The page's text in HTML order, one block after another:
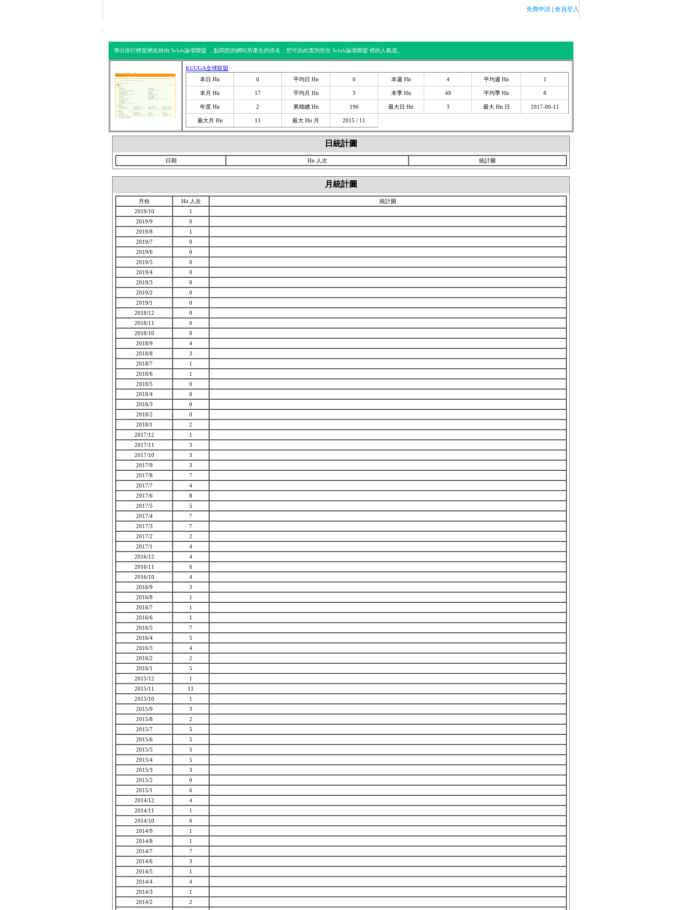
免費申請 會員登入
導出排行榜是網友經由 Sclub論壇聯盟 ，點閱您的網站所產生的排名；您可由此查詢您在 Sclub論壇聯盟 裡的人氣值。
KUUGA全球联盟
本日 Hit
0 平均日 Hit 0 本週 Hit 4 平均週 Hit 1
本月 Hit 17 平均月 Hit 3 本季 Hit 49 平均季 Hit 8
年度 Hit 2 累積總 Hit 196 最大日 Hit 3 最大 Hit 日 2017-06-11
最大月 Hit 11 最大 Hit 月 2015 / 11
日統計圖
日期 Hit 人次 統計圖
月統計圖
月份 Hit 人次
統計圖
2019/10
1
2019/9
0
2019/8
1
2019/7
0
2019/6
0
2019/5
0
2019/4
0
2019/3
0
2019/2
0
2019/1
0
2018/12
0
2018/11
0
2018/10
0
2018/9
4
2018/8
3
2018/7
1
2018/6
1
2018/5
0
2018/4
0
2018/3
0
2018/2
0
2018/1
2
2017/12
1
2017/11
3
2017/10
3
2017/9
3
2017/8
7
2017/7
4
2017/6
8
2017/5
5
2017/4
7
2017/3
7
2017/2
2
2017/1
4
2016/12
4
2016/11
6
2016/10
4
2016/9
3
2016/8
1
2016/7
1
2016/6
1
2016/5
7
2016/4
5
2016/3
4
2016/2
2
2016/1
5
2015/12
1
2015/11
11
2015/10
1
2015/9
3
2015/8
2
2015/7
5
2015/6
5
2015/5
5
2015/4
5
2015/3
3
2015/2
0
2015/1
6
2014/12
4
2014/11
1
2014/10
6
2014/9
1
2014/8
1
2014/7
7
2014/6
3
2014/5
1
2014/4
4
2014/3
1
2014/2
2